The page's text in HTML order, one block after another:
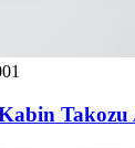
Takozu